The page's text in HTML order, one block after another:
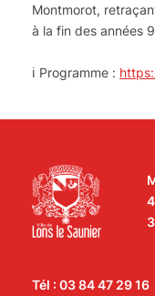
Montmorot,
à la fin des années
ℹ Programme :
Tél : 03 84 47 29 16